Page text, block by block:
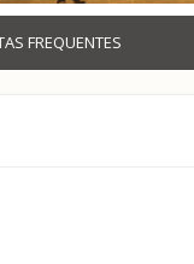
FREQUENTES